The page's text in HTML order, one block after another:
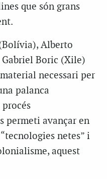
que són grans
Alberto
Boric (Xile)
necessari per
palanca
permeti avançar en
netes” i
aquest